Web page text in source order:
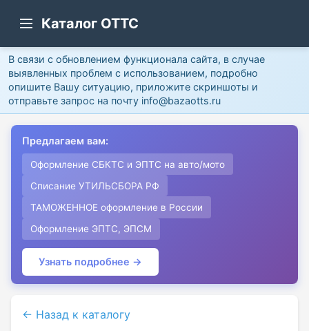
Каталог ОТТС
В связи с обновлением функционала сайта, в случае
выявленных проблем с использованием, подробно
опишите Вашу ситуацию, приложите скриншоты и
отправьте запрос на почту info@bazaotts.ru
Предлагаем вам:
Оформление СБКТС и ЭПТС на авто/мото
Списание УТИЛЬСБОРА РФ
ТАМОЖЕННОЕ оформление в России
Оформление ЭПТС, ЭПСМ
Узнать подробнее →
← Назад к каталогу